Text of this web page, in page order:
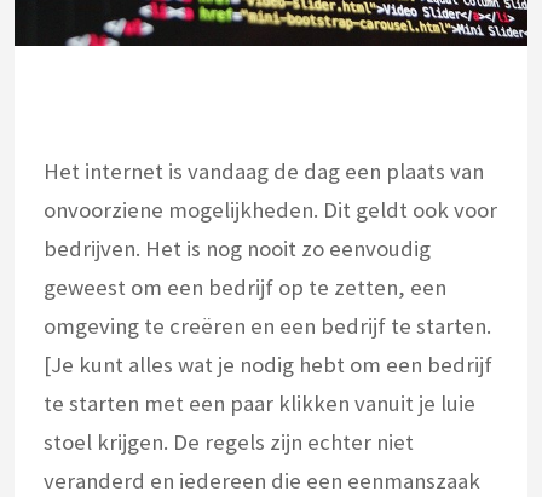
Het internet is vandaag de dag een plaats van
onvoorziene mogelijkheden. Dit geldt ook voor
bedrijven. Het is nog nooit zo eenvoudig
geweest om een bedrijf op te zetten, een
omgeving te creëren en een bedrijf te starten.
[Je kunt alles wat je nodig hebt om een bedrijf
te starten met een paar klikken vanuit je luie
stoel krijgen. De regels zijn echter niet
veranderd en iedereen die een eenmanszaak